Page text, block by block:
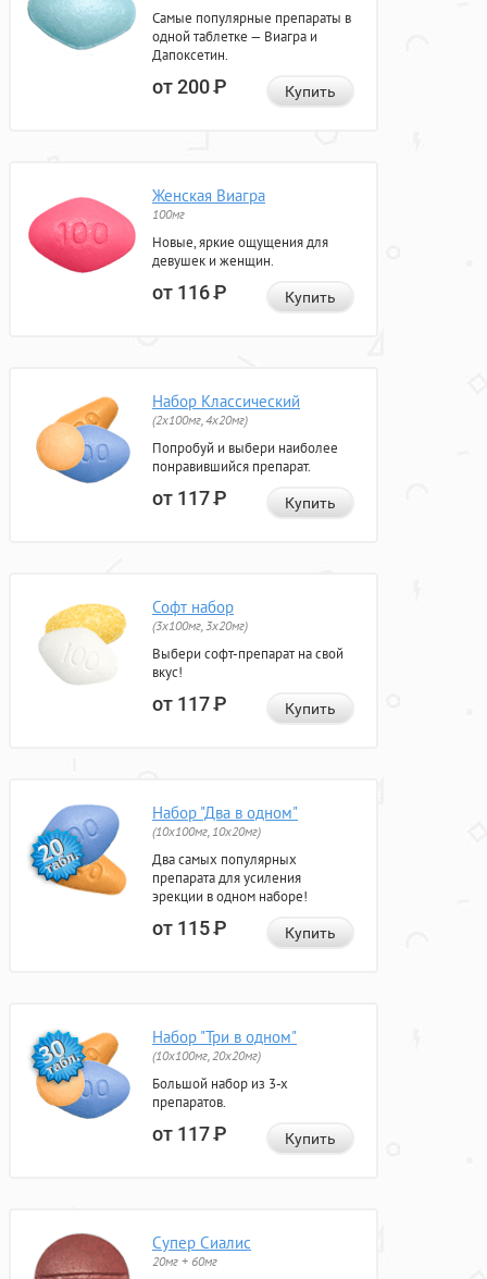
Самые популярные препараты в
одной таблетке — Виагра и
Дапоксетин.
от 200Р Купить
Женская Виагра
100мг
Новые, яркие ощущения для
девушек и женщин.
от 116Р Купить
Набор Классический
(2x100мг, 4x20мг)
Попробуй и выбери наиболее
понравившийся препарат.
от 117Р Купить
Софт набор
(3x100мг, 3x20мг)
Выбери софт-препарат на свой
вкус!
от 117Р Купить
Набор "Два в одном"
(10x100мг, 10x20мг)
Два самых популярных
препарата для усиления
эрекции в одном наборе!
от 115Р Купить
Набор "Три в одном"
(10x100мг, 20x20мг)
Большой набор из 3-х
препаратов.
от 117Р Купить
Супер Сиалис
20мг + 60мг